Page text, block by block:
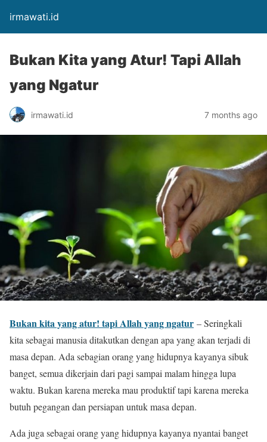
irmawati.id
Bukan Kita yang Atur! Tapi Allah
yang Ngatur
irmawati.id 7 months ago
Bukan kita yang atur! tapi Allah yang ngatur – Seringkali
kita sebagai manusia ditakutkan dengan apa yang akan terjadi di
masa depan. Ada sebagian orang yang hidupnya kayanya sibuk
banget, semua dikerjain dari pagi sampai malam hingga lupa
waktu. Bukan karena mereka mau produktif tapi karena mereka
butuh pegangan dan persiapan untuk masa depan.
Ada juga sebagai orang yang hidupnya kayanya nyantai banget